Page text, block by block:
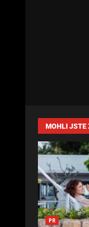
MOHLI JSTE
PR